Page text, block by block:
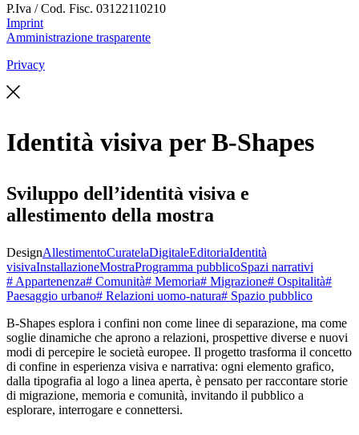
P.Iva / Cod. Fisc. 03122110210
Imprint
Amministrazione trasparente
Privacy
Identità visiva per B-Shapes
Sviluppo dell’identità visiva e
allestimento della mostra
DesignAllestimentoCuratelaDigitaleEditoriaIdentità
visivaInstallazioneMostraProgramma pubblicoSpazi narrativi
# Appartenenza# Comunità# Memoria# Migrazione# Ospitalità#
Paesaggio urbano# Relazioni uomo-natura# Spazio pubblico
B‑Shapes esplora i confini non come linee di separazione, ma come
soglie dinamiche che aprono a relazioni, prospettive diverse e nuovi
modi di percepire le società europee. Il progetto trasforma il concetto
di confine in esperienza visiva e narrativa: ogni elemento grafico,
dalla tipografia al logo a linea aperta, è pensato per raccontare storie
di migrazione, memoria e comunità, invitando il pubblico a
esplorare, interrogare e connettersi.